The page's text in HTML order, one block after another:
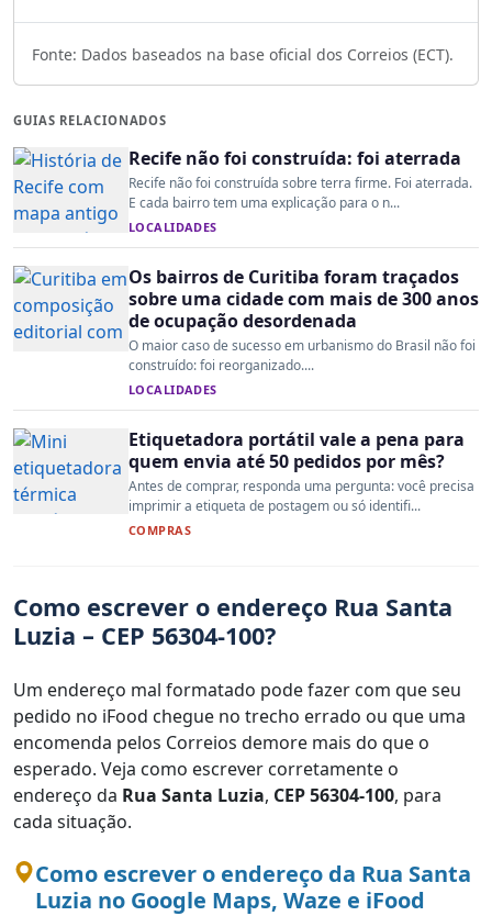
Fonte: Dados baseados na base oficial dos Correios (ECT).
GUIAS RELACIONADOS
Recife não foi construída: foi aterrada
Recife não foi construída sobre terra firme. Foi aterrada.
E cada bairro tem uma explicação para o n...
LOCALIDADES
Os bairros de Curitiba foram traçados
sobre uma cidade com mais de 300 anos
de ocupação desordenada
O maior caso de sucesso em urbanismo do Brasil não foi
construído: foi reorganizado....
LOCALIDADES
Etiquetadora portátil vale a pena para
quem envia até 50 pedidos por mês?
Antes de comprar, responda uma pergunta: você precisa
imprimir a etiqueta de postagem ou só identifi...
COMPRAS
Como escrever o endereço Rua Santa
Luzia – CEP 56304-100?
Um endereço mal formatado pode fazer com que seu
pedido no iFood chegue no trecho errado ou que uma
encomenda pelos Correios demore mais do que o
esperado. Veja como escrever corretamente o
endereço da Rua Santa Luzia, CEP 56304-100, para
cada situação.
Como escrever o endereço da Rua Santa
Luzia no Google Maps, Waze e iFood